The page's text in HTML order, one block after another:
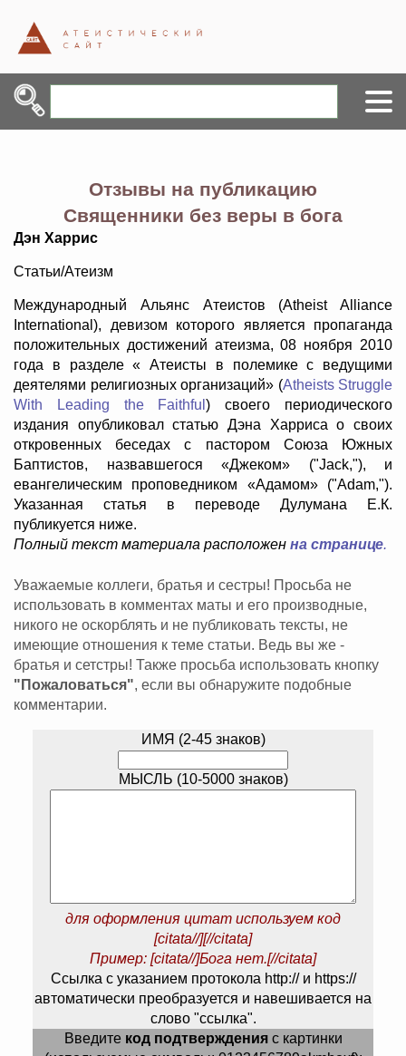
Отзывы на публикацию
Священники без веры в бога
Дэн Харрис
Статьи/Атеизм
Международный Альянс Атеистов (Atheist Alliance
International), девизом которого является пропаганда
положительных достижений атеизма, 08 ноября 2010
года в разделе « Атеисты в полемике с ведущими
деятелями религиозных организаций» (Atheists Struggle
With Leading the Faithful) своего периодического
издания опубликовал статью Дэна Харриса о своих
откровенных беседах с пастором Союза Южных
Баптистов, назвавшегося «Джеком» ("Jack,"), и
евангелическим проповедником «Адамом» ("Adam,").
Указанная статья в переводе Дулумана Е.К.
публикуется ниже.
Полный текст материала расположен на странице.
Уважаемые коллеги, братья и сестры! Просьба не
использовать в комментах маты и его производные,
никого не оскорблять и не публиковать тексты, не
имеющие отношения к теме статьи. Ведь вы же -
братья и сетстры! Также просьба использовать кнопку
"Пожаловаться", если вы обнаружите подобные
комментарии.
ИМЯ (2-45 знаков)
МЫСЛЬ (10-5000 знаков)
для оформления цитат используем код
[citata//][//citata]
Пример: [citata//]Бога нет.[//citata]
Ссылка с указанием протокола http:// и https://
автоматически преобразуется и навешивается на
слово "ссылка".
Введите код подтвержденияс картинки